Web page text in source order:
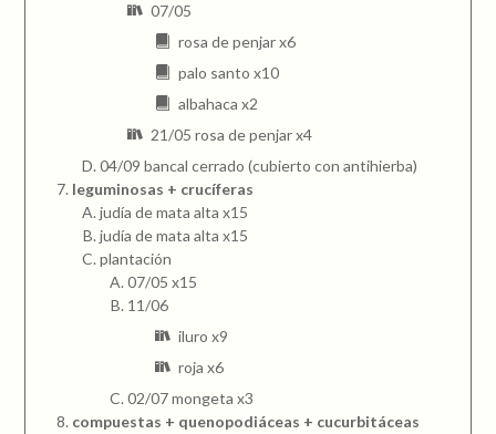
07/05
rosa de penjar x6
palo santo x10
albahaca x2
21/05 rosa de penjar x4
04/09 bancal cerrado (cubierto con antihierba)
leguminosas + crucíferas
judía de mata alta x15
judía de mata alta x15
plantación
07/05 x15
11/06
iluro x9
roja x6
02/07 mongeta x3
compuestas + quenopodiáceas + cucurbitáceas